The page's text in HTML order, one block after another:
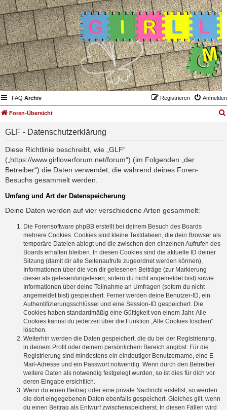
FAQ Archiv Anmelden
Registrieren
Foren-Übersicht
GLF - Datenschutzerklärung
Diese Richtlinie beschreibt, wie „GLF“
(„https://www.girlloverforum.net/forum“) (im Folgenden „der
Betreiber“) die Daten verwendet, die während deines Foren-
Besuchs gesammelt werden.
Umfang und Art der Datenspeicherung
Deine Daten werden auf vier verschiedene Arten gesammelt:
Die Forensoftware phpBB erstellt bei deinem Besuch des Boards
mehrere Cookies. Cookies sind kleine Textdateien, die dein Browser als
temporäre Dateien ablegt und die zwischen den einzelnen Aufrufen des
Boards erhalten bleiben. In diesen Cookies sind die aktuelle ID deiner
Sitzung (damit dir alle Seitenaufrufe zugeordnet werden können),
Informationen über die von dir gelesenen Beiträge (zur Markierung
dieser als gelesen/ungelesen; sofern du nicht angemeldet bist) sowie
Informationen über deine Teilnahme an Umfragen (sofern du nicht
angemeldet bist) gespeichert. Ferner werden deine Benutzer-ID, ein
Authentifizierungsschlüssel und eine Session-ID gespeichert. Die
Cookies haben standardmäßig eine Gültigkeit von einem Jahr. Alle
Cookies kannst du jederzeit über die Funktion „Alle Cookies löschen“
löschen.
Weiterhin werden die Daten gespeichert, die du bei der Registrierung,
in deinem Profil oder deinem persönlichem Bereich angibst. Für die
Registrierung sind mindestens ein eindeutiger Benutzername, eine E-
Mail-Adresse und ein Passwort notwendig. Wenn durch den Betreiber
weitere Daten als notwendig festgelegt wurden, so ist dies für dich vor
deren Eingabe ersichtlich.
Wenn du einen Beitrag oder eine private Nachricht erstellst, so werden
die dort eingegebenen Daten ebenfalls gespeichert. Gleiches gilt, wenn
du einen Beitrag als Entwurf zwischenspeicherst. In diesen Fällen wird